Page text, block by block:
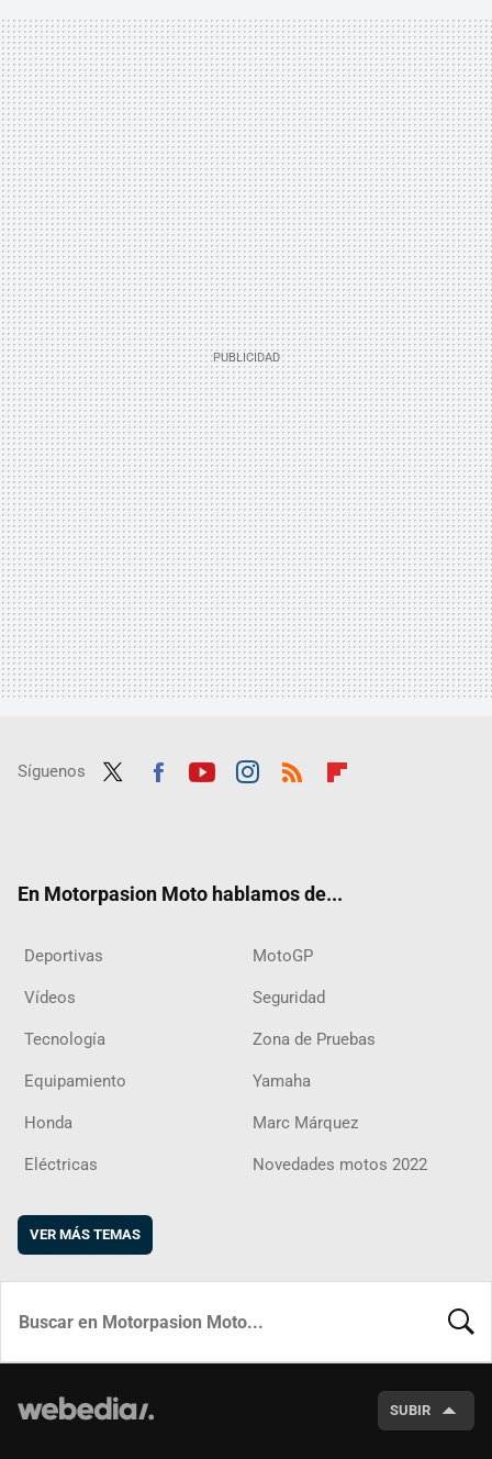
Síguenos
En Motorpasion Moto hablamos de...
Deportivas MotoGP
Vídeos Seguridad
Tecnología Zona de Pruebas
Equipamiento Yamaha
Honda Marc Márquez
Eléctricas Novedades motos 2022
VER MÁS TEMAS
SUBIR